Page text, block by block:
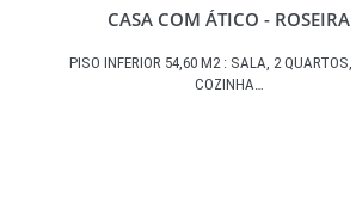
CASA COM ÁTICO - ROSEIRA
PISO INFERIOR 54,60 M2 : SALA, 2 QUARTOS,
COZINHA…